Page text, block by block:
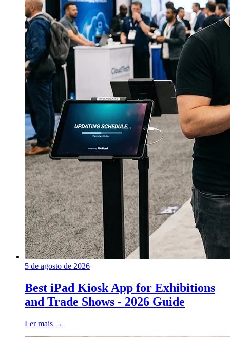
5 de agosto de 2026
Best iPad Kiosk App for Exhibitions
and Trade Shows - 2026 Guide
Ler mais →